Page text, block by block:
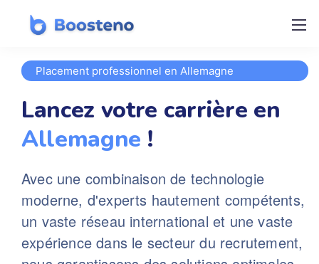
Placement professionnel en Allemagne
Lancez votre carrière en
Allemagne !
Avec une combinaison de technologie
moderne, d'experts hautement compétents,
un vaste réseau international et une vaste
expérience dans le secteur du recrutement,